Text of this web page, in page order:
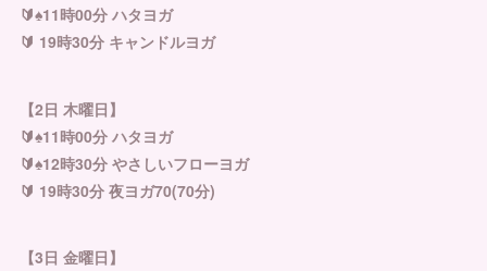
🔰♠︎11時00分 ハタヨガ
🔰 19時30分 キャンドルヨガ
【2日 木曜日】
🔰♠︎11時00分 ハタヨガ
🔰♠︎12時30分 やさしいフローヨガ
🔰 19時30分 夜ヨガ70(70分)
【3日 金曜日】